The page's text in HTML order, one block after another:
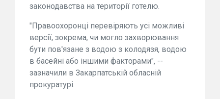
законодавства на території готелю.
"Правоохоронці перевіряють усі можливі
версії, зокрема, чи могло захворювання
бути пов'язане з водою з колодязя, водою
в басейні або іншими факторами", --
зазначили в Закарпатській обласній
прокуратурі.